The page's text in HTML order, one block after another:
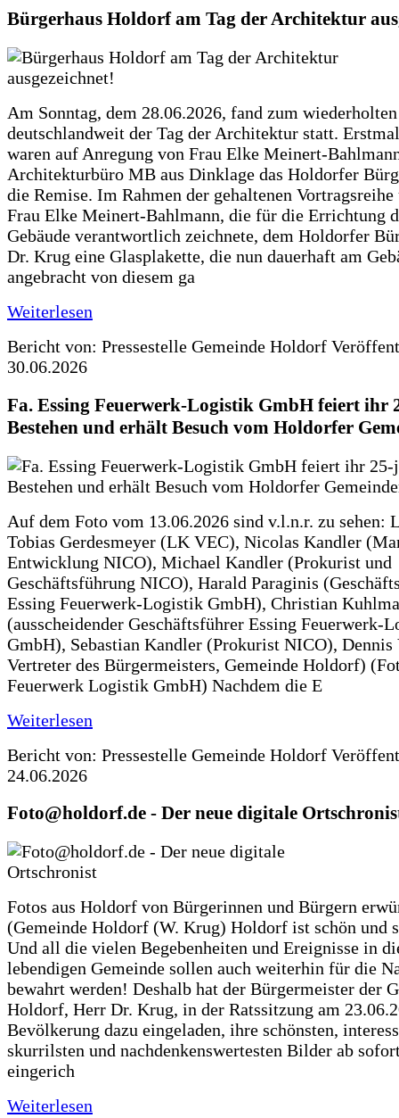
Bürgerhaus Holdorf am Tag der Architektur
Am Sonntag, dem 28.06.2026, fand zum
deutschlandweit der Tag der Architektur statt.
waren auf Anregung von Frau Elke Meinert-
Architekturbüro MB aus Dinklage das Holdorfer
die Remise. Im Rahmen der gehaltenen
Frau Elke Meinert-Bahlmann, die für die Errichtung
Gebäude verantwortlich zeichnete, dem Holdorfer
Dr. Krug eine Glasplakette, die nun dauerhaft am
angebracht von diesem ga
Weiterlesen
Bericht von: Pressestelle Gemeinde Holdorf
30.06.2026
Fa. Essing Feuerwerk-Logistik GmbH feiert ihr
Bestehen und erhält Besuch vom Holdorfer
Auf dem Foto vom 13.06.2026 sind v.l.n.r. zu sehen:
Tobias Gerdesmeyer (LK VEC), Nicolas Kandler
Entwicklung NICO), Michael Kandler (Prokurist und
Geschäftsführung NICO), Harald Paraginis
Essing Feuerwerk-Logistik GmbH), Christian
(ausscheidender Geschäftsführer Essing Feuerwerk-
GmbH), Sebastian Kandler (Prokurist NICO),
Vertreter des Bürgermeisters, Gemeinde Holdorf)
Feuerwerk Logistik GmbH) Nachdem die E
Weiterlesen
Bericht von: Pressestelle Gemeinde Holdorf
24.06.2026
Foto@holdorf.de - Der neue digitale
Fotos aus Holdorf von Bürgerinnen und Bürgern
(Gemeinde Holdorf (W. Krug) Holdorf ist schön und
Und all die vielen Begebenheiten und Ereignisse in
lebendigen Gemeinde sollen auch weiterhin für die
bewahrt werden! Deshalb hat der Bürgermeister der
Holdorf, Herr Dr. Krug, in der Ratssitzung am
Bevölkerung dazu eingeladen, ihre schönsten,
skurrilsten und nachdenkenswertesten Bilder ab
eingerich
Weiterlesen